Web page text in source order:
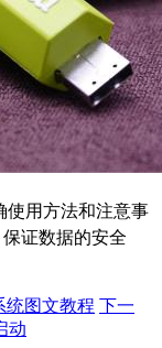
使用方法和注意事
证数据的安全
统图文教程 下一
动